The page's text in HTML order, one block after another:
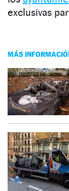
exclusivas
MÁS